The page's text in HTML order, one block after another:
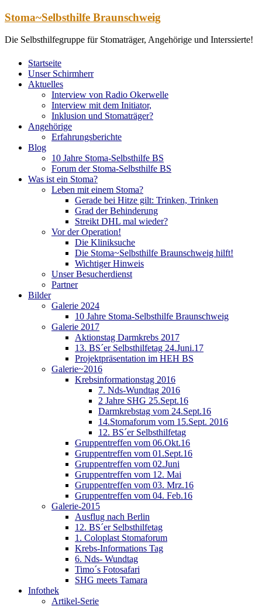
Zum
springen
Stoma~Selbsthilfe Braunschweig
Die Selbsthilfegruppe für Stomaträger, Angehörige und Interssierte!
Startseite
Unser Schirmherr
Aktuelles
Interview von Radio Okerwelle
Interview mit dem Initiator,
Inklusion und Stomaträger?
Angehörige
Erfahrungsberichte
Blog
10 Jahre Stoma-Selbsthilfe BS
Forum der Stoma-Selbsthilfe BS
Was ist ein Stoma?
Leben mit einem Stoma?
Gerade bei Hitze gilt: Trinken, Trinken
Grad der Behinderung
Streikt DHL mal wieder?
Vor der Operation!
Die Kliniksuche
Die Stoma~Selbsthilfe Braunschweig hilft!
Wichtiger Hinweis
Unser Besucherdienst
Partner
Bilder
Galerie 2024
10 Jahre Stoma-Selbsthilfe Braunschweig
Galerie 2017
Aktionstag Darmkrebs 2017
13. BS´er Selbsthilfetag 24.Juni.17
Projektpräsentation im HEH BS
Galerie~2016
Krebsinformationstag 2016
7. Nds-Wundtag 2016
2 Jahre SHG 25.Sept.16
Darmkrebstag vom 24.Sept.16
14.Stomaforum vom 15.Sept. 2016
12. BS´er Selbsthilfetag
Gruppentreffen vom 06.Okt.16
Gruppentreffen vom 01.Sept.16
Gruppentreffen vom 02.Juni
Gruppentreffen vom 12. Mai
Gruppentreffen vom 03. Mrz.16
Gruppentreffen vom 04. Feb.16
Galerie-2015
Ausflug nach Berlin
12. BS´er Selbsthilfetag
1. Coloplast Stomaforum
Krebs-Informations Tag
6. Nds- Wundtag
Timo´s Fotosafari
SHG meets Tamara
Infothek
Artikel-Serie